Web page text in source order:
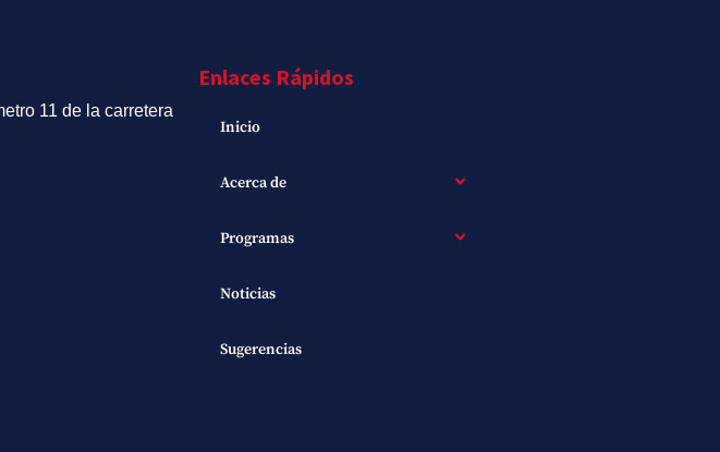
11 de la carretera
Enlaces Rápidos
Inicio
Acerca de
Programas
Noticias
Sugerencias